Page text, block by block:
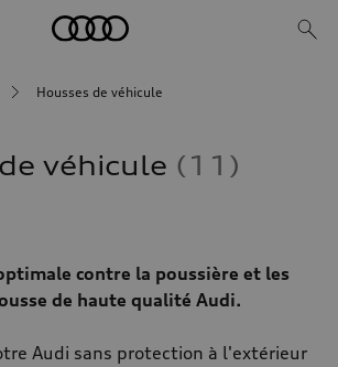
Housses de véhicule
véhicule 11
contre la poussière et les
de haute qualité Audi.
Audi sans protection à l'extérieur